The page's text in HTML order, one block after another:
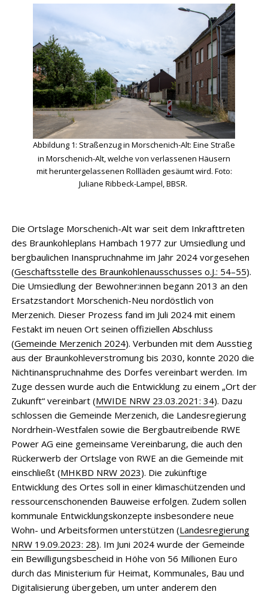
Abbildung 1: Straßenzug in Morschenich-Alt: Eine Straße
in Morschenich-Alt, welche von verlassenen Häusern
mit heruntergelassenen Rollläden gesäumt wird. Foto:
Juliane Ribbeck-Lampel, BBSR.
Die Ortslage Morschenich-Alt war seit dem Inkrafttreten
des Braunkohleplans Hambach 1977 zur Umsiedlung und
bergbaulichen Inanspruchnahme im Jahr 2024 vorgesehen
(Geschäftsstelle des Braunkohlenausschusses o.J.: 54–55).
Die Umsiedlung der Bewohner:innen begann 2013 an den
Ersatzstandort Morschenich-Neu nordöstlich von
Merzenich. Dieser Prozess fand im Juli 2024 mit einem
Festakt im neuen Ort seinen offiziellen Abschluss
(Gemeinde Merzenich 2024). Verbunden mit dem Ausstieg
aus der Braunkohleverstromung bis 2030, konnte 2020 die
Nichtinanspruchnahme des Dorfes vereinbart werden. Im
Zuge dessen wurde auch die Entwicklung zu einem „Ort der
Zukunft“ vereinbart (MWIDE NRW 23.03.2021: 34). Dazu
schlossen die Gemeinde Merzenich, die Landesregierung
Nordrhein-Westfalen sowie die Bergbautreibende RWE
Power AG eine gemeinsame Vereinbarung, die auch den
Rückerwerb der Ortslage von RWE an die Gemeinde mit
einschließt (MHKBD NRW 2023). Die zukünftige
Entwicklung des Ortes soll in einer klimaschützenden und
ressourcenschonenden Bauweise erfolgen. Zudem sollen
kommunale Entwicklungskonzepte insbesondere neue
Wohn- und Arbeitsformen unterstützen (Landesregierung
NRW 19.09.2023: 28). Im Juni 2024 wurde der Gemeinde
ein Bewilligungsbescheid in Höhe von 56 Millionen Euro
durch das Ministerium für Heimat, Kommunales, Bau und
Digitalisierung übergeben, um unter anderem den